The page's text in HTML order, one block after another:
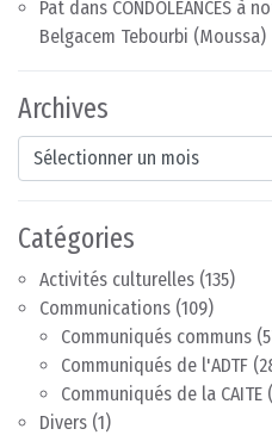
Pat dans CONDOLÉANCES à
Belgacem Tebourbi (Moussa)
Archives
Archives
Catégories
Activités culturelles (135)
Communications (109)
Communiqués communs
Communiqués de l'ADTF
Communiqués de la CAITE
Divers (1)